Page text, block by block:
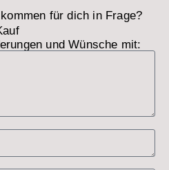
für dich in Frage?
und Wünsche mit: